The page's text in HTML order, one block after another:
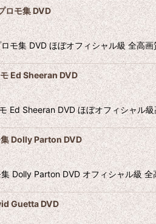
ロモ集 DVD
モ集 DVD ほぼオフィシャル級 全高
Ed Sheeran DVD
Ed Sheeran DVD ほぼオフィシ
Dolly Parton DVD
集 Dolly Parton DVD オフィシャル
Guetta DVD